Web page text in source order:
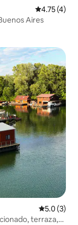
Calificación
4.75 (4)
Aires
5.0 (3)
terraza,